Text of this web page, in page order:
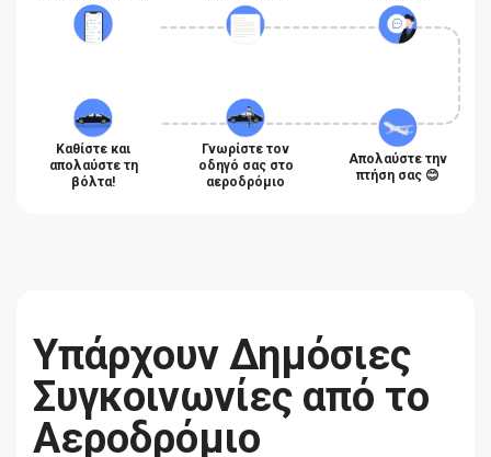
Καθίστε και
απολαύστε τη
βόλτα!
Γνωρίστε τον
οδηγό σας στο
αεροδρόμιο
Απολαύστε την
πτήση σας 😊
Υπάρχουν Δημόσιες
Συγκοινωνίες από το
Αεροδρόμιο